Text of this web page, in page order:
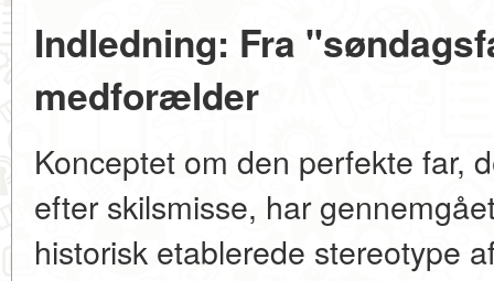
Indledning: Fra
medforælder
Konceptet om den perfekte far,
efter skilsmisse, har
historisk etablerede stereotype